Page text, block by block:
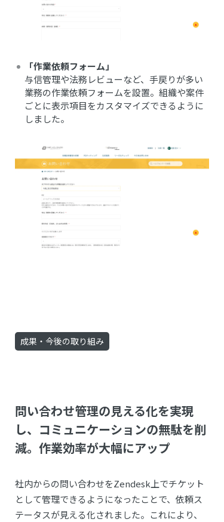
「作業依頼フォーム」
与信管理や法務レビューなど、手戻りが多い
業務の作業依頼フォームを設置。組織や案件
ごとに表示項目をカスタマイズできるように
しました。
成果・今後の取り組み
問い合わせ管理の見える化を実現
し、コミュニケーションの無駄を削
減。作業効率が大幅にアップ
社内からの問い合わせをZendesk上でチケット
として管理できるようになったことで、依頼ス
テータスが見える化されました。これにより、